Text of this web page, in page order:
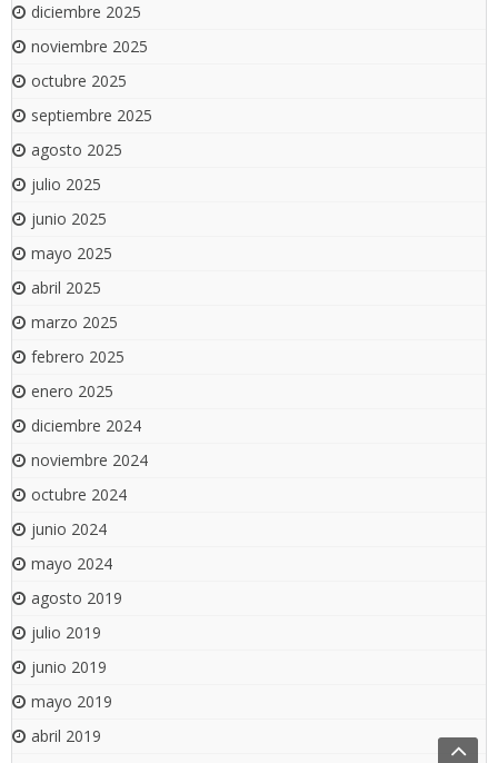
diciembre 2025
noviembre 2025
octubre 2025
septiembre 2025
agosto 2025
julio 2025
junio 2025
mayo 2025
abril 2025
marzo 2025
febrero 2025
enero 2025
diciembre 2024
noviembre 2024
octubre 2024
junio 2024
mayo 2024
agosto 2019
julio 2019
junio 2019
mayo 2019
abril 2019